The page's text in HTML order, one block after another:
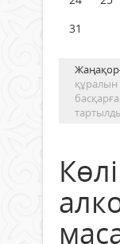
31
құралын